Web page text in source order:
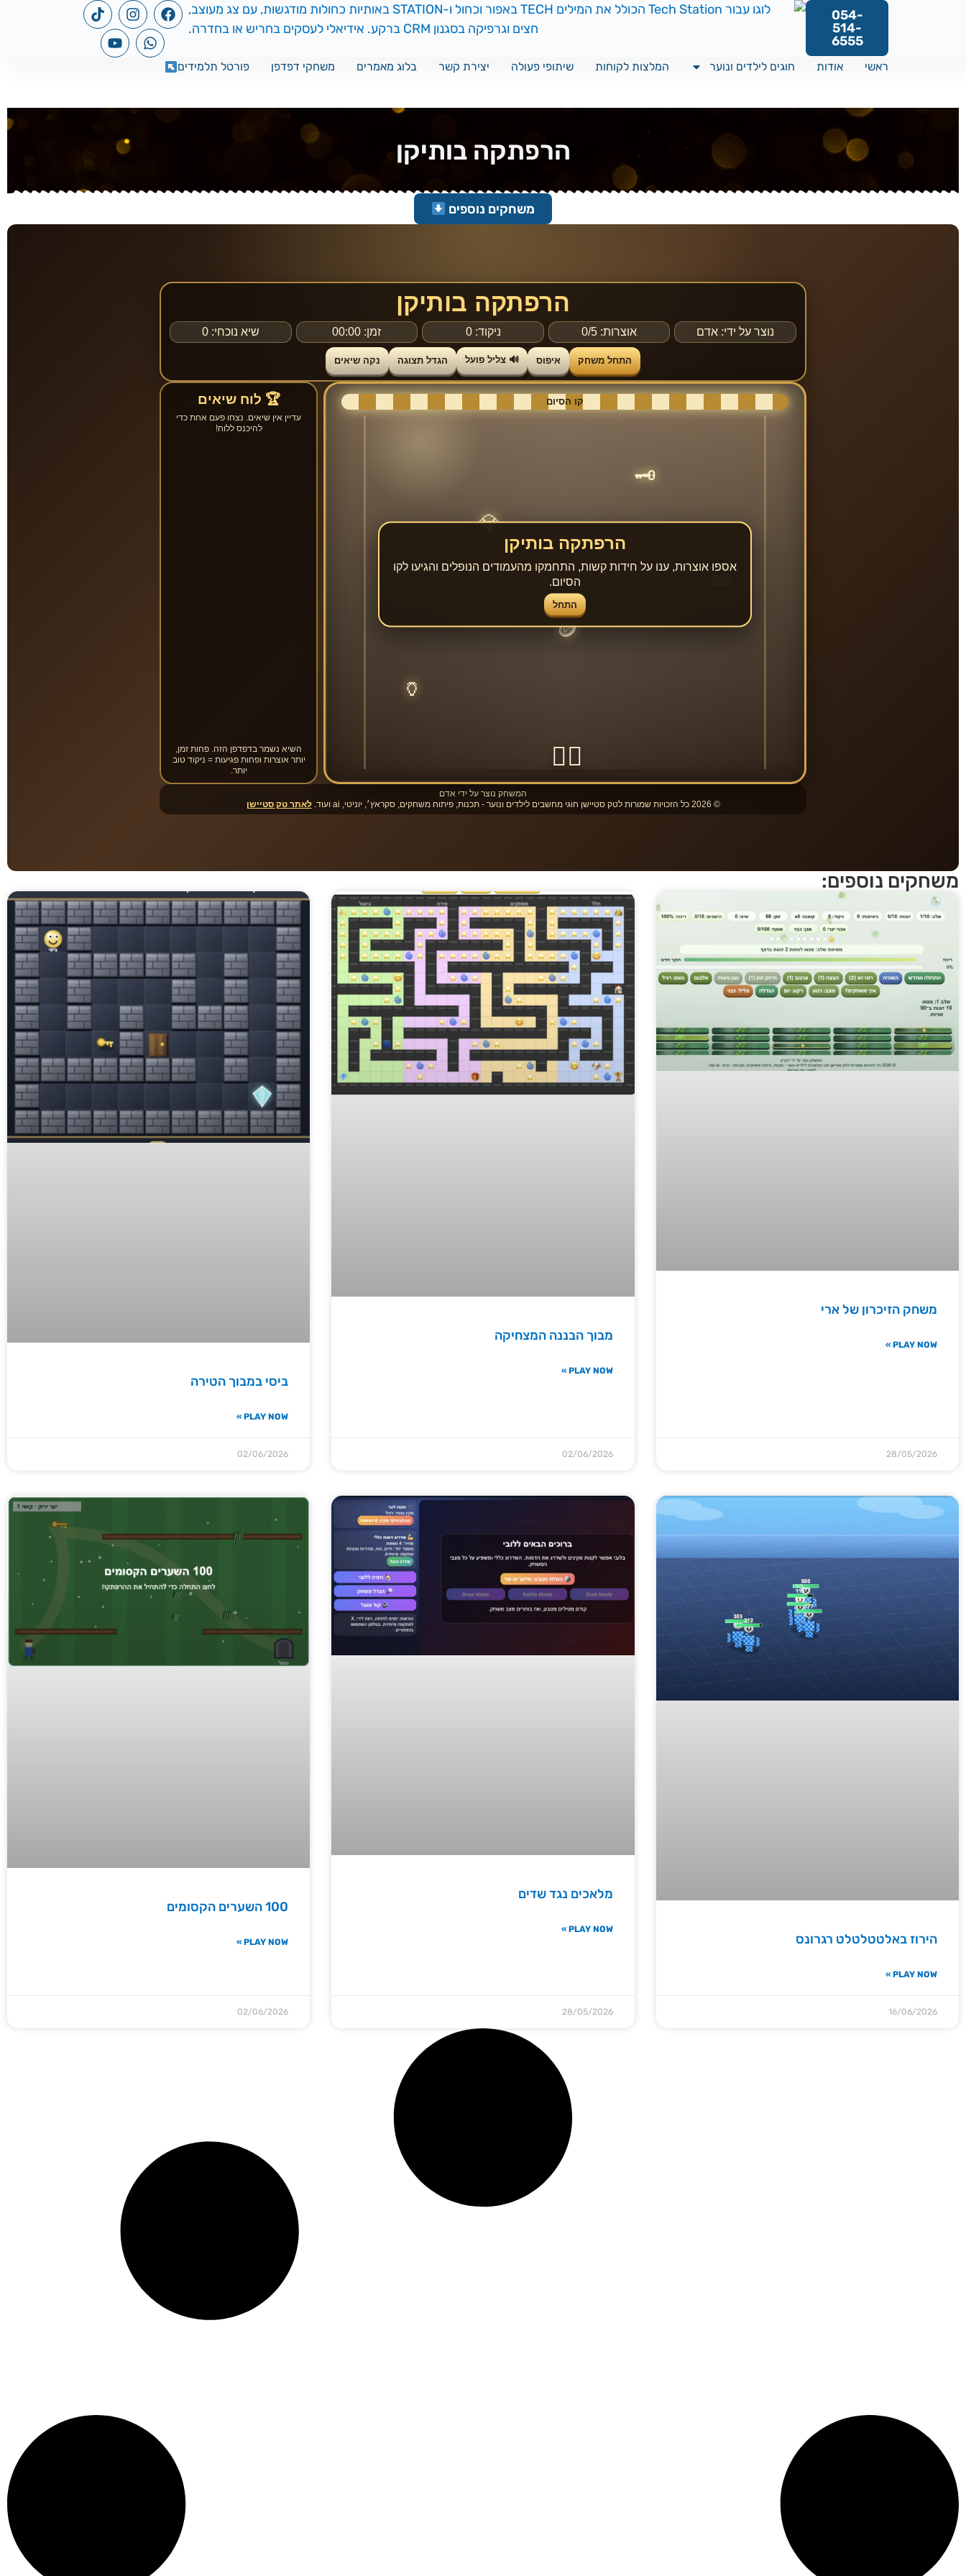
054-
514-
6555
ראשי אודות חוגים לילדים ונוער המלצות לקוחות שיתופי פעולה יצירת קשר בלוג מאמרים משחקי דפדפן פורטל תלמידים
הרפתקה בותיקן
משחקים נוספים
משחקים נוספים:
משחק הזיכרון של ארי
PLAY NOW »
28/05/2026
מבוך הבננה המצחיקה
PLAY NOW »
02/06/2026
ביסי במבוך הטירה
PLAY NOW »
02/06/2026
הירוז באלטטלטלט רגרונס
PLAY NOW »
16/06/2026
מלאכים נגד שדים
PLAY NOW »
28/05/2026
100 השערים הקסומים
PLAY NOW »
02/06/2026